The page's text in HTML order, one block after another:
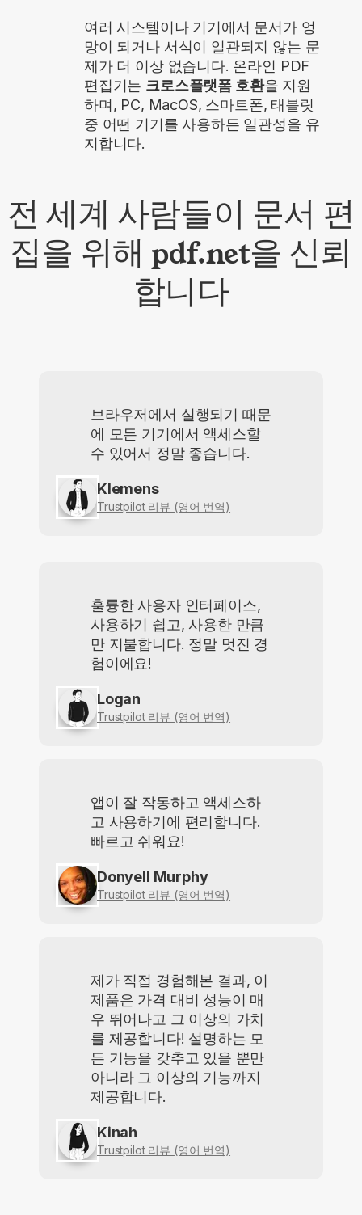
여러 시스템이나 기기에서 문서가 엉
망이 되거나 서식이 일관되지 않는 문
제가 더 이상 없습니다. 온라인 PDF
편집기는 크로스플랫폼 호환을 지원
하며, PC, MacOS, 스마트폰, 태블릿
중 어떤 기기를 사용하든 일관성을 유
지합니다.
전 세계 사람들이 문서 편
집을 위해 pdf.net을 신뢰
합니다
브라우저에서 실행되기 때문
에 모든 기기에서 액세스할
수 있어서 정말 좋습니다.
Klemens
Trustpilot 리뷰 (영어 번역)
훌륭한 사용자 인터페이스,
사용하기 쉽고, 사용한 만큼
만 지불합니다. 정말 멋진 경
험이에요!
Logan
Trustpilot 리뷰 (영어 번역)
앱이 잘 작동하고 액세스하
고 사용하기에 편리합니다.
빠르고 쉬워요!
Donyell Murphy
Trustpilot 리뷰 (영어 번역)
제가 직접 경험해본 결과, 이
제품은 가격 대비 성능이 매
우 뛰어나고 그 이상의 가치
를 제공합니다! 설명하는 모
든 기능을 갖추고 있을 뿐만
아니라 그 이상의 기능까지
제공합니다.
Kinah
Trustpilot 리뷰 (영어 번역)